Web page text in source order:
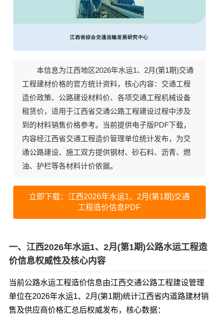
本信息为江西地区2026年水运1、2月(第1期)交通
工程建材价格的官方统计资料，核心内容： 交通工程
造价政策、 公路建设材料价、 各项交通工程机械设备
租赁价，适用于江西省交通公路工程建设过程中涉及
到的材料销售价格参考。当前提供电子版PDF下载，
内容经江西省交通工程造价管理单位统计发布，为交
通公路建设、施工双方提供钢材、砂石料、沥青、燃
油、护栏等各材料计价依据。
立即下载：江西2026年水运1、2月(第1期)交通
工程造价信息PDF
一、江西2026年水运1、2月(第1期)公路水运工程造
价信息权威性及核心内容
当前公路水运工程造价信息由江西交通公路工程建设管理
单位在2026年水运1、2月(第1期)统计江西省内道路建材销
售及供应商价格汇总后权威发布，核心数据：